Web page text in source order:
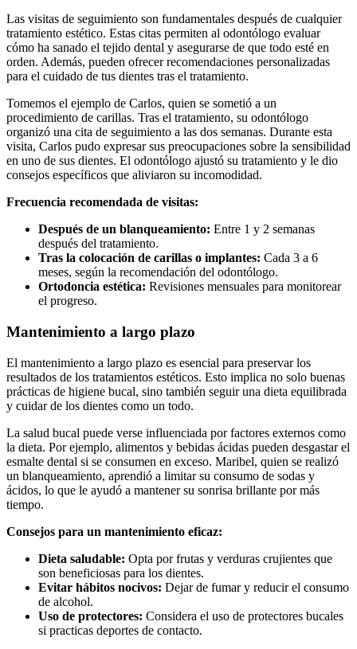
Las visitas de seguimiento son fundamentales después de cualquier
tratamiento estético. Estas citas permiten al odontólogo evaluar
cómo ha sanado el tejido dental y asegurarse de que todo esté en
orden. Además, pueden ofrecer recomendaciones personalizadas
para el cuidado de tus dientes tras el tratamiento.
Tomemos el ejemplo de Carlos, quien se sometió a un
procedimiento de carillas. Tras el tratamiento, su odontólogo
organizó una cita de seguimiento a las dos semanas. Durante esta
visita, Carlos pudo expresar sus preocupaciones sobre la sensibilidad
en uno de sus dientes. El odontólogo ajustó su tratamiento y le dio
consejos específicos que aliviaron su incomodidad.
Frecuencia recomendada de visitas:
Después de un blanqueamiento: Entre 1 y 2 semanas
después del tratamiento.
Tras la colocación de carillas o implantes: Cada 3 a 6
meses, según la recomendación del odontólogo.
Ortodoncia estética: Revisiones mensuales para monitorear
el progreso.
Mantenimiento a largo plazo
El mantenimiento a largo plazo es esencial para preservar los
resultados de los tratamientos estéticos. Esto implica no solo buenas
prácticas de higiene bucal, sino también seguir una dieta equilibrada
y cuidar de los dientes como un todo.
La salud bucal puede verse influenciada por factores externos como
la dieta. Por ejemplo, alimentos y bebidas ácidas pueden desgastar el
esmalte dental si se consumen en exceso. Maribel, quien se realizó
un blanqueamiento, aprendió a limitar su consumo de sodas y
ácidos, lo que le ayudó a mantener su sonrisa brillante por más
tiempo.
Consejos para un mantenimiento eficaz:
Dieta saludable: Opta por frutas y verduras crujientes que
son beneficiosas para los dientes.
Evitar hábitos nocivos: Dejar de fumar y reducir el consumo
de alcohol.
Uso de protectores: Considera el uso de protectores bucales
si practicas deportes de contacto.